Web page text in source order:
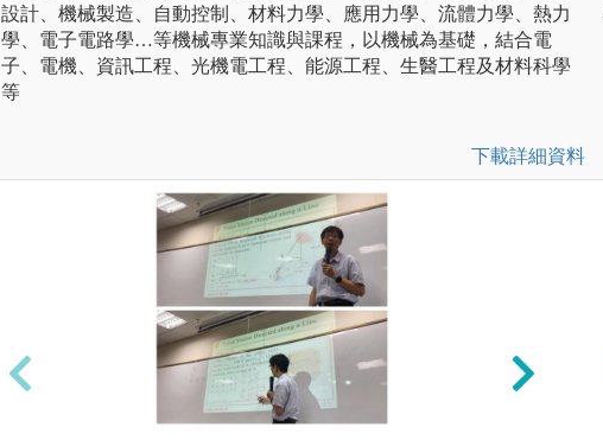
設計、機械製造、自動控制、材料力學、應用力學、流體力學、熱力
學、電子電路學…等機械專業知識與課程，以機械為基礎，結合電
子、電機、資訊工程、光機電工程、能源工程、生醫工程及材料科學
等
下載詳細資料